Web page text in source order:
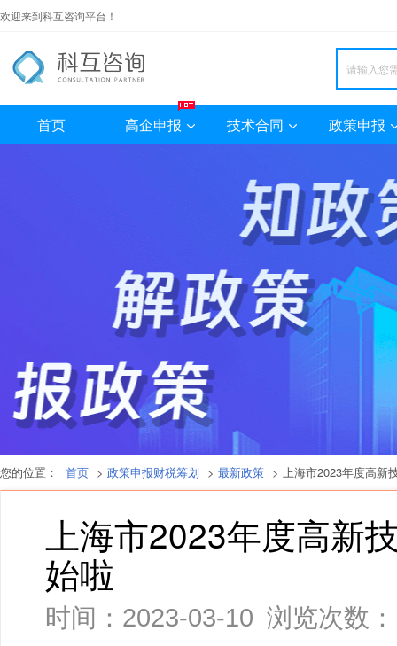
欢迎来到科互咨询平台！
首页 高企申报 技术合同 政策申报
您的位置： 首页 > 政策申报财税筹划 > 最新政策 > 上海市2023年度高新
上海市2023年度高新
始啦
时间：2023-03-10 浏览次数：